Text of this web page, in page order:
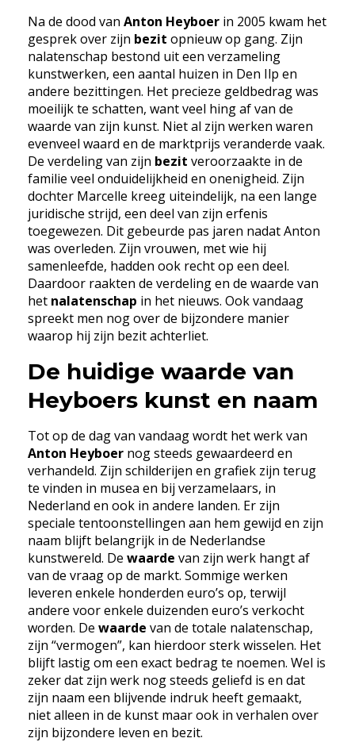
Na de dood van Anton Heyboerin 2005 kwam het
gesprek over zijn bezit opnieuw op gang. Zijn
nalatenschap bestond uit een verzameling
kunstwerken, een aantal huizen in Den Ilp en
andere bezittingen. Het precieze geldbedrag was
moeilijk te schatten, want veel hing af van de
waarde van zijn kunst. Niet al zijn werken waren
evenveel waard en de marktprijs veranderde vaak.
De verdeling van zijn bezit veroorzaakte in de
familie veel onduidelijkheid en onenigheid. Zijn
dochter Marcelle kreeg uiteindelijk, na een lange
juridische strijd, een deel van zijn erfenis
toegewezen. Dit gebeurde pas jaren nadat Anton
was overleden. Zijn vrouwen, met wie hij
samenleefde, hadden ook recht op een deel.
Daardoor raakten de verdeling en de waarde van
het nalatenschap in het nieuws. Ook vandaag
spreekt men nog over de bijzondere manier
waarop hij zijn bezit achterliet.
De huidige waarde van
Heyboers kunst en naam
Tot op de dag van vandaag wordt het werk van
Anton Heyboernog steeds gewaardeerd en
verhandeld. Zijn schilderijen en grafiek zijn terug
te vinden in musea en bij verzamelaars, in
Nederland en ook in andere landen. Er zijn
speciale tentoonstellingen aan hem gewijd en zijn
naam blijft belangrijk in de Nederlandse
kunstwereld. De waarde van zijn werk hangt af
van de vraag op de markt. Sommige werken
leveren enkele honderden euro’s op, terwijl
andere voor enkele duizenden euro’s verkocht
worden. De waarde van de totale nalatenschap,
zijn “vermogen”, kan hierdoor sterk wisselen. Het
blijft lastig om een exact bedrag te noemen. Wel is
zeker dat zijn werk nog steeds geliefd is en dat
zijn naam een blijvende indruk heeft gemaakt,
niet alleen in de kunst maar ook in verhalen over
zijn bijzondere leven en bezit.